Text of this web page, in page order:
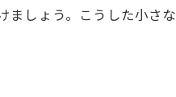
しょう。こうした小さ